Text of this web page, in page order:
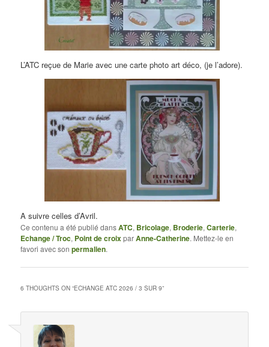
L’ATC reçue de Marie avec une carte photo art déco, (je l’adore).
A suivre celles d’Avril.
Ce contenu a été publié dansATC, Bricolage, Broderie,Carterie,
Echange / Troc, Point de croixparAnne-Catherine. Mettez-le en
favori avec sonpermalien.
6 THOUGHTS ON “ECHANGE ATC 2026 / 3 SUR 9”